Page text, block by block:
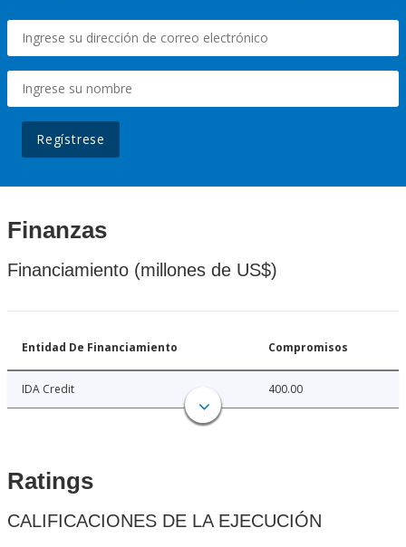
Regístrese
Finanzas
Financiamiento (millones de US$)
Entidad De Financiamiento Compromisos
IDA Credit 400.00
Ratings
CALIFICACIONES DE LA EJECUCIÓN